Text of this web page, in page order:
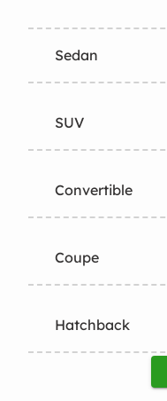
Sedan
SUV
Convertible
Coupe
Hatchback